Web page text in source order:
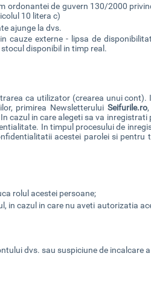
ordonantei de guvern 130/2000
10 litera c)
ajunge la dvs.
cauze externe - lipsa de
disponibil in timp real.
ca utilizator (crearea unui cont).
primirea Newsletterului Seifurile.ro
cazul in care alegeti sa va inregistrati
In timpul procesului de
acestei parolei si pentru
rolul acestei persoane;
in cazul in care nu aveti autorizatia
dvs. sau suspiciune de incalcare